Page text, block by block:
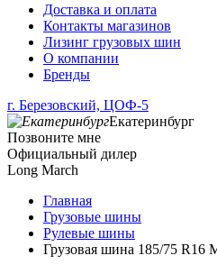
Доставка и оплата
Контакты магазинов
Лизинг грузовых шин
О компании
Бренды
г. Березовский, ЦОФ-5
Екатеринбург
Позвоните мне
Официальный дилер
Long March
Главная
Грузовые шины
Рулевые шины
Грузовая шина 185/75 R16